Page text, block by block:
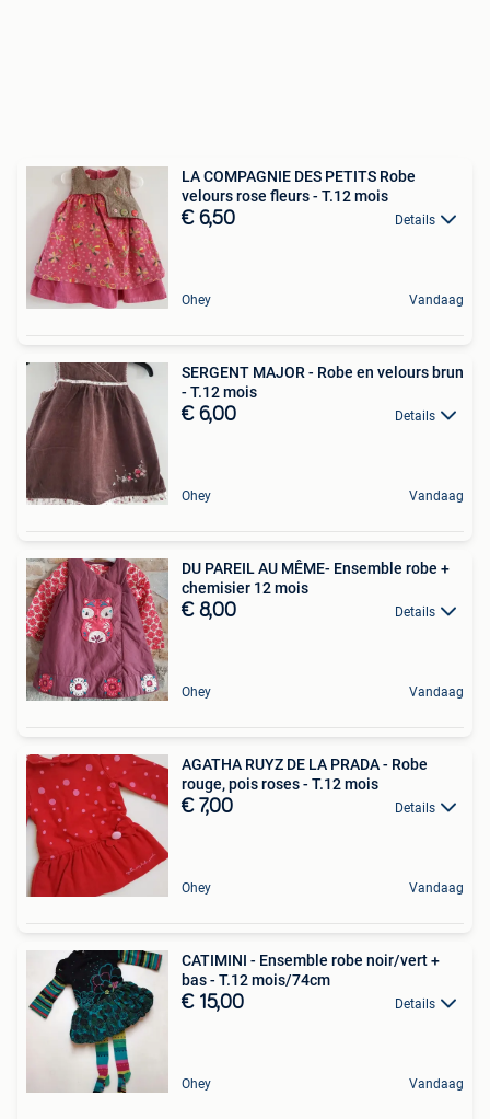
LA COMPAGNIE DES PETITS Robe
velours rose fleurs - T.12 mois
€ 6,50 Details
Ohey Vandaag
SERGENT MAJOR - Robe en velours brun
- T.12 mois
€ 6,00 Details
Ohey Vandaag
DU PAREIL AU MÊME- Ensemble robe +
chemisier 12 mois
€ 8,00 Details
Ohey Vandaag
AGATHA RUYZ DE LA PRADA - Robe
rouge, pois roses - T.12 mois
€ 7,00 Details
Ohey Vandaag
CATIMINI - Ensemble robe noir/vert +
bas - T.12 mois/74cm
€ 15,00 Details
Ohey Vandaag